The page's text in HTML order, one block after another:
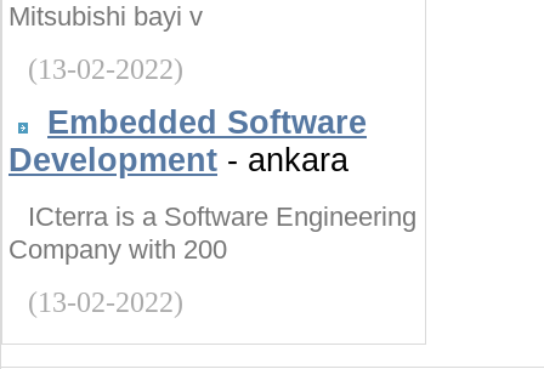
Mitsubishi bayi v
(13-02-2022)
Embedded Software
Development - ankara
ICterra is a Software Engineering
Company with 200
(13-02-2022)